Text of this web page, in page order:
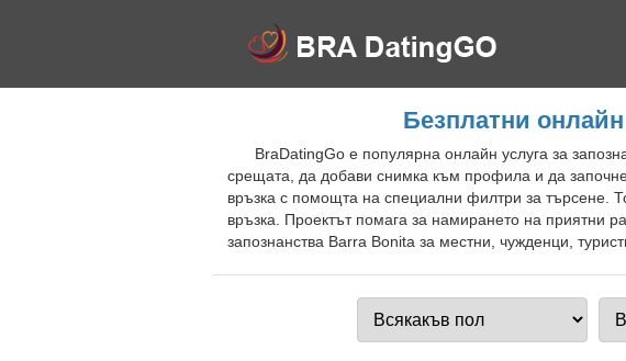
Безплатни
BraDatingGo е популярна онлайн услуга за
срещата, да добави снимка към профила и да
връзка с помощта на специални филтри за търсене.
връзка. Проектът помага за намирането на приятни
запознанства Barra Bonita за местни, чужденци,